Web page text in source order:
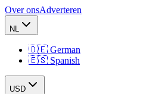
Over onsAdverteren
NL
🇩🇪 German
🇪🇸 Spanish
USD